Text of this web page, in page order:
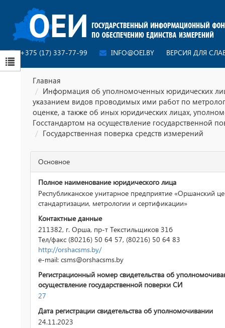
+375 (17) 337-77-99 INFO@OEI.BY ВЕРСИЯ ДЛЯ
Главная
Информация об уполномоченных юридических
указанием видов проводимых ими работ по
оценке, а также об иных юридических лицах,
Госстандартом на осуществление государственной
Государственная поверка средств измерений
Основное
Полное наименование юридического лица
Республиканское унитарное предприятие «Оршанский
стандартизации, метрологии и сертификации»
Контактные данные
211382, г. Орша, пр-т Текстильщиков 31б
Тел/факс (80216) 50 64 57, (80216) 50 64 83
http://orshacsms.by/
e-mail: csms@orshacsms.by
Регистрационный номер свидетельства об
осуществление государственной поверки СИ
27
Дата регистрации свидетельства об уполномочивании
24.11.2023